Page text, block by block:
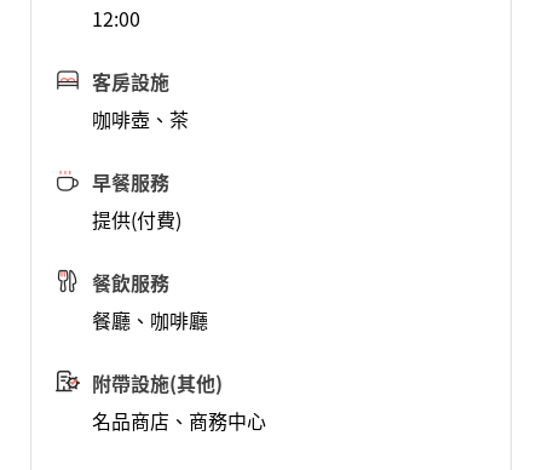
12:00
客房設施
咖啡壺、茶
早餐服務
提供(付費)
餐飲服務
餐廳、咖啡廳
附帶設施(其他)
名品商店、商務中心